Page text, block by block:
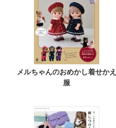
メルちゃんのおめかし着せかえ
服